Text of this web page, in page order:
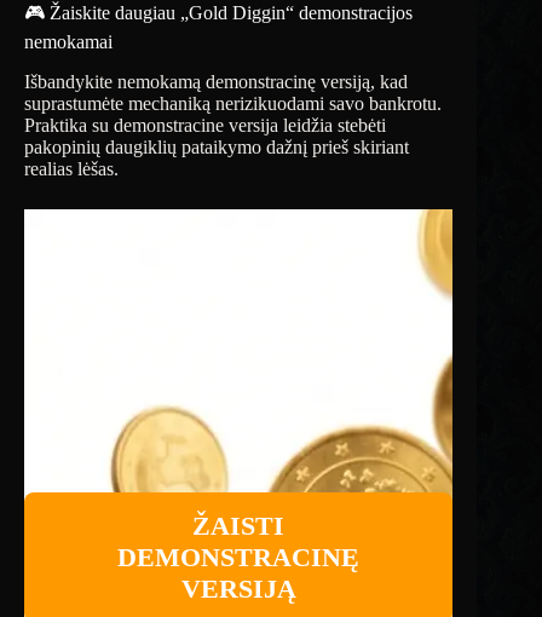
🎮 Žaiskite daugiau „Gold Diggin“ demonstracijos
nemokamai
Išbandykite nemokamą demonstracinę versiją, kad
suprastumėte mechaniką nerizikuodami savo bankrotu.
Praktika su demonstracine versija leidžia stebėti
pakopinių daugiklių pataikymo dažnį prieš skiriant
realias lėšas.
ŽAISTI
DEMONSTRACINĘ
VERSIJĄ